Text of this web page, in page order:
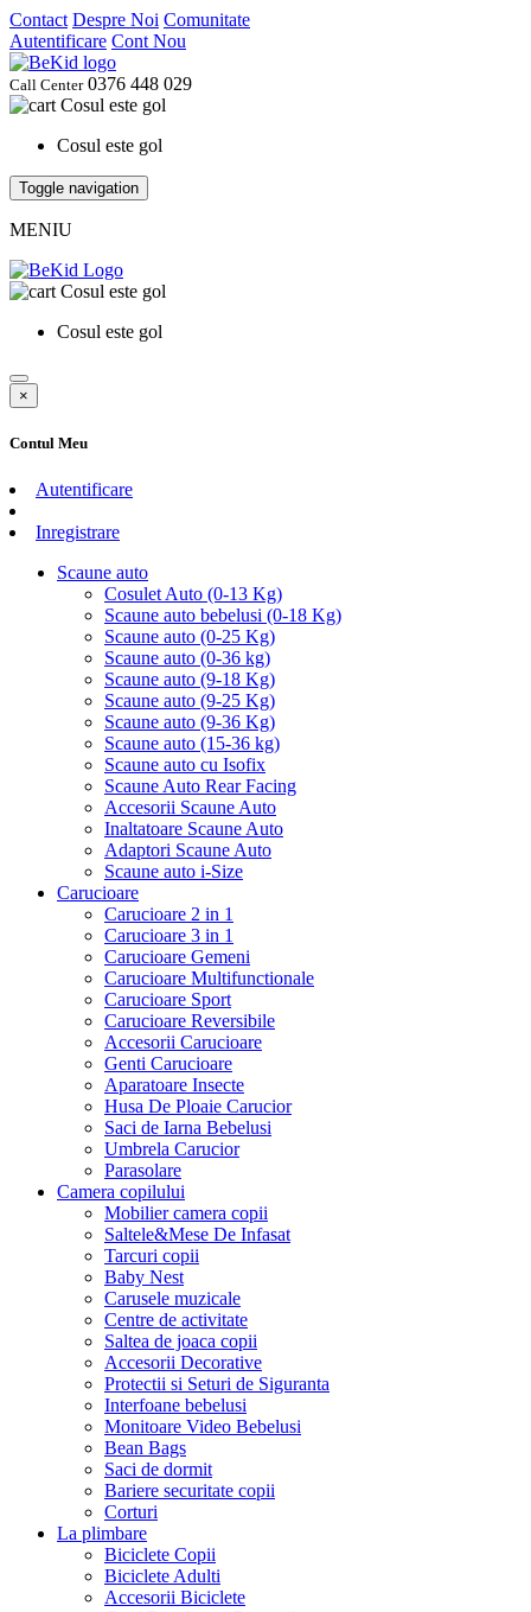
Contact Despre Noi Comunitate
Autentificare Cont Nou
Call Center0376 448 029
Cosul este gol
Cosul este gol
Toggle navigation
MENIU
Cosul este gol
Cosul este gol
×
Contul Meu
Autentificare
Inregistrare
Scaune auto
Cosulet Auto (0-13 Kg)
Scaune auto bebelusi (0-18 Kg)
Scaune auto (0-25 Kg)
Scaune auto (0-36 kg)
Scaune auto (9-18 Kg)
Scaune auto (9-25 Kg)
Scaune auto (9-36 Kg)
Scaune auto (15-36 kg)
Scaune auto cu Isofix
Scaune Auto Rear Facing
Accesorii Scaune Auto
Inaltatoare Scaune Auto
Adaptori Scaune Auto
Scaune auto i-Size
Carucioare
Carucioare 2 in 1
Carucioare 3 in 1
Carucioare Gemeni
Carucioare Multifunctionale
Carucioare Sport
Carucioare Reversibile
Accesorii Carucioare
Genti Carucioare
Aparatoare Insecte
Husa De Ploaie Carucior
Saci de Iarna Bebelusi
Umbrela Carucior
Parasolare
Camera copilului
Mobilier camera copii
Saltele&Mese De Infasat
Tarcuri copii
Baby Nest
Carusele muzicale
Centre de activitate
Saltea de joaca copii
Accesorii Decorative
Protectii si Seturi de Siguranta
Interfoane bebelusi
Monitoare Video Bebelusi
Bean Bags
Saci de dormit
Bariere securitate copii
Corturi
La plimbare
Biciclete Copii
Biciclete Adulti
Accesorii Biciclete